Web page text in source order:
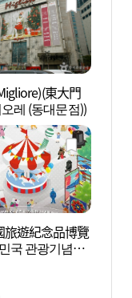
東大門
레 (동대문점))
旅遊紀念品博覽
국 관광기념품